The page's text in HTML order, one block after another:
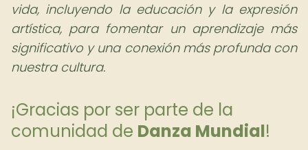
vida, incluyendo la educación y la expresión
artística, para fomentar un aprendizaje más
significativo y una conexión más profunda con
nuestra cultura.
¡Gracias por ser parte de la
comunidad de Danza Mundial!